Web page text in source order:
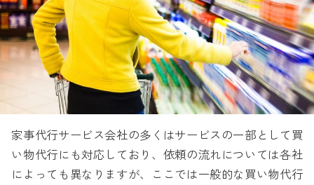
家事代行サービス会社の多くはサービスの一部として買
い物代行にも対応しており、依頼の流れについては各社
によっても異なりますが、ここでは一般的な買い物代行